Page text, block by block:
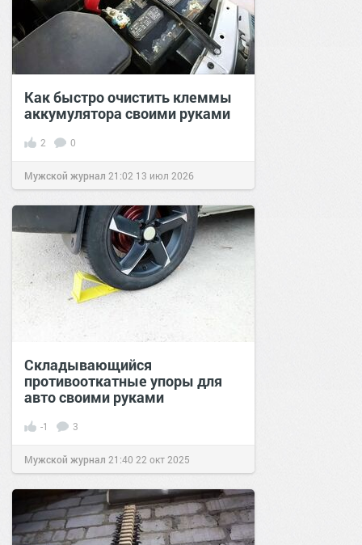
Как быстро очистить клеммы
аккумулятора своими руками
2 0
Мужской журнал 21:02 13 июл 2026
Складывающийся
противооткатные упоры для
авто своими руками
-1 3
Мужской журнал 21:40 22 окт 2025